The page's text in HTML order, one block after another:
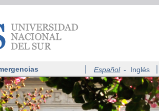
Español - Inglés